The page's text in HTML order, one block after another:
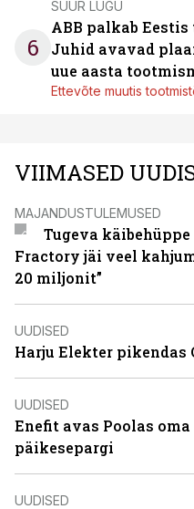
6
SUUR LUGU
ABB palkab
Juhid avavad
uue aasta
Ettevõte muutis
VIIMASED
MAJANDUSTULEMUSED
Tugeva
Fractory jäi veel
20 miljonit”
UUDISED
Harju Elekter pikendas
UUDISED
Enefit avas Poolas
päikesepargi
UUDISED